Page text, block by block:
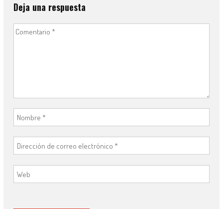
Deja una respuesta